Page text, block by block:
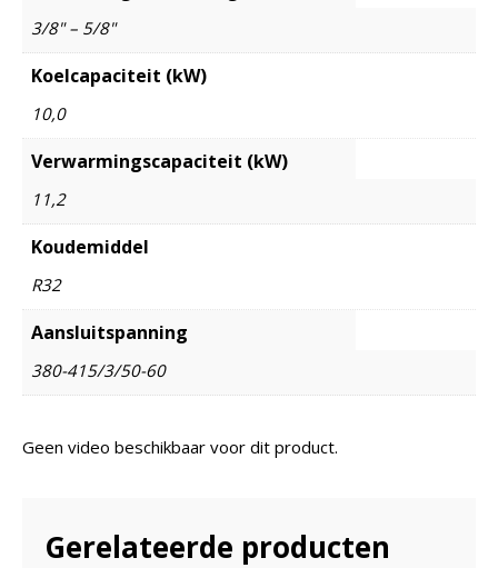
3/8" – 5/8"
Koelcapaciteit (kW)
10,0
Verwarmingscapaciteit (kW)
11,2
Koudemiddel
R32
Aansluitspanning
380-415/3/50-60
Geen video beschikbaar voor dit product.
Gerelateerde producten